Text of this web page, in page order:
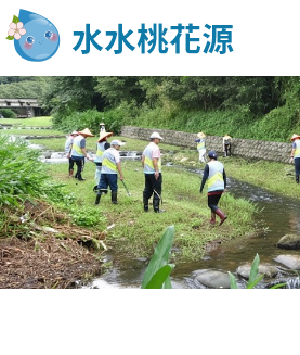
水土防治快訊
最新訊息
法規訊息
宣導說明會